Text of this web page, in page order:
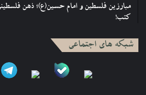
مبارزین فلسطین و امام حسین(ع)؛ ذهن
کتب!
شبکه های اجتماعی